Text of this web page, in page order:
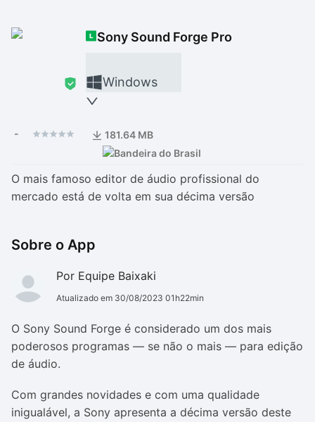
Sony Sound Forge Pro
Windows
- 181.64 MB
O mais famoso editor de áudio profissional do
mercado está de volta em sua décima versão
Sobre o App
Por Equipe Baixaki
Atualizado em 30/08/2023 01h22min
O Sony Sound Forge é considerado um dos mais
poderosos programas — se não o mais — para edição
de áudio.
Com grandes novidades e com uma qualidade
inigualável, a Sony apresenta a décima versão deste